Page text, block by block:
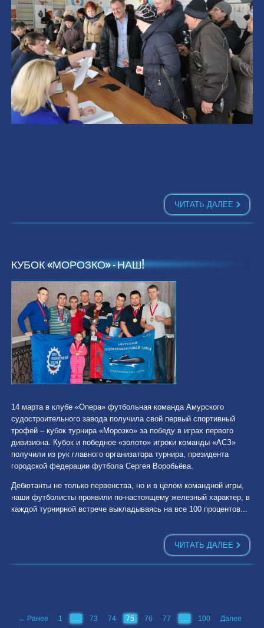
ЧИТАТЬ ДАЛЕЕ
КУБОК «МОРОЗКО» — НАШ!
14 марта в клубе «Опера» футбольная команда Амурского
судостроительного завода получила свой первый спортивный
трофей – кубок турнира «Морозко» за победу в играх первого
дивизиона. Кубок и победное «золото» игроки команды «АСЗ»
получили из рук главного организатора турнира, президента
городской федерации футбола Сергея Воробьёва.
Дебютанты не только первенства, но и в целом командной игры,
наши футболисты проявили по-настоящему железный характер, в
каждой турнирной встрече выкладываясь на все 100 процентов...
ЧИТАТЬ ДАЛЕЕ
← Ранее 1 … 73 74 75 76 77 … 100
Далее